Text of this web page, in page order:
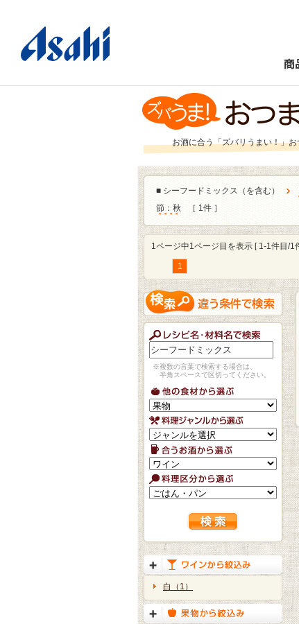
商
お酒に合う「ズバリうまい！」
■ シーフードミックス（を含む）
節：秋
［ 1件 ］
1ページ中1ページ目を表示 [ 1-1件目/1
1
※複数の言葉で検索する場合は、
半角スペースで区切ってください。
白（1）